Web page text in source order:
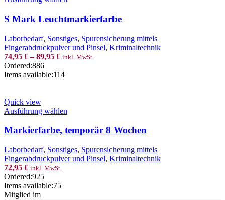
has
multiple
variants.
The
options
may
page
S Mark Leuchtmarkierfarbe
Laborbedarf, Sonstiges, Spurensicherung mittels
Fingerabdruckpulver und Pinsel, Kriminaltechnik
74,95 €–89,95 € inkl. MwSt.
Ordered:886
Items available:114
Quick view
Ausführung wählen
has
multiple
variants.
The
options
Markierfarbe, temporär 8 Wochen
Laborbedarf, Sonstiges, Spurensicherung mittels
Fingerabdruckpulver und Pinsel, Kriminaltechnik
72,95 € inkl. MwSt.
Ordered:925
Items available:75
Mitglied im